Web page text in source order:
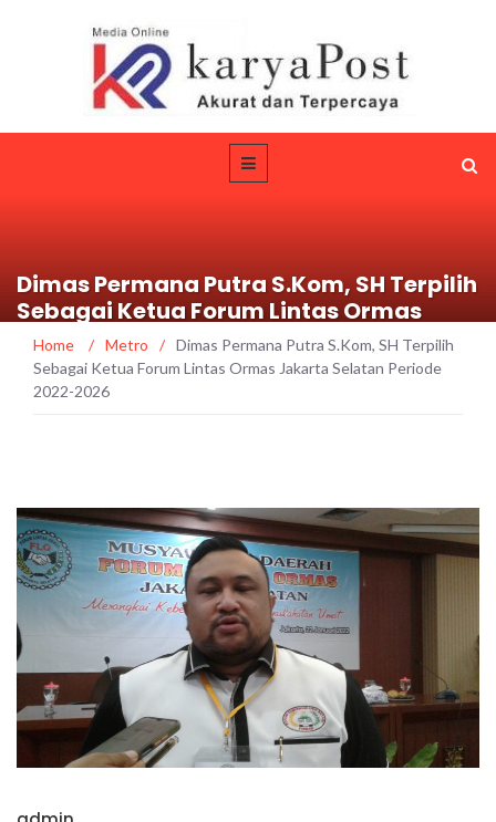
Dimas Permana Putra S.Kom, SH Terpilih
Sebagai Ketua Forum Lintas Ormas
Jakarta Selatan Periode 2022-2026
Home / Metro / Dimas Permana Putra S.Kom, SH Terpilih
Sebagai Ketua Forum Lintas Ormas Jakarta Selatan Periode
2022-2026